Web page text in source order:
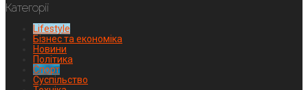
Категорії
Lifestyle
Бізнес та економіка
Новини
Політика
Спорт
Суспільство